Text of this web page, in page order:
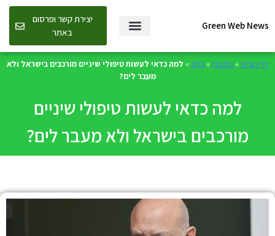
Green Web News
יצירת קשר ופרסום
באתר
דף הבית » כתבות » בלוג » למה כדאי לעשות טיפולי שיניים מורכבים בישראל ולא
מעבר לים?
למה כדאי לעשות טיפולי שיניים
מורכבים בישראל ולא מעבר לים?